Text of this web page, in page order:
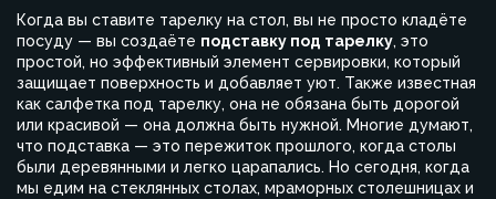
Когда вы ставите тарелку на стол, вы не просто кладёте
посуду — вы создаёте подставку под тарелку, это
простой, но эффективный элемент сервировки, который
защищает поверхность и добавляет уют. Также известная
как салфетка под тарелку, она не обязана быть дорогой
или красивой — она должна быть нужной. Многие думают,
что подставка — это пережиток прошлого, когда столы
были деревянными и легко царапались. Но сегодня, когда
мы едим на стеклянных столах, мраморных столешницах и